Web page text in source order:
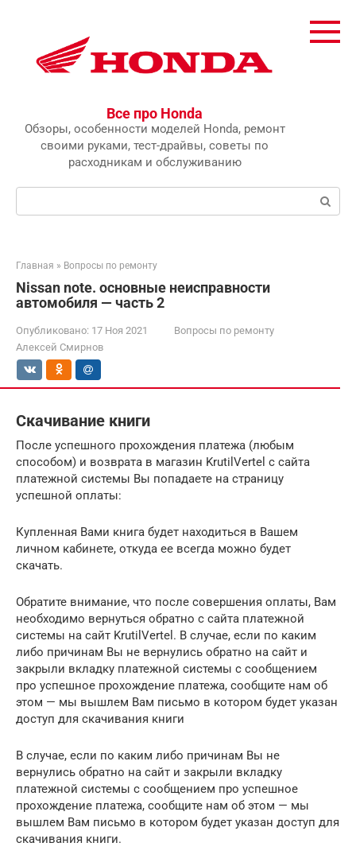
Все про Honda
Обзоры, особенности моделей Honda, ремонт
своими руками, тест-драйвы, советы по
расходникам и обслуживанию
Главная » Вопросы по ремонту
Nissan note. основные неисправности
автомобиля — часть 2
Опубликовано: 17 Ноя 2021
Вопросы по ремонту
Алексей Смирнов
Скачивание книги
После успешного прохождения платежа (любым
способом) и возврата в магазин KrutilVertel с сайта
платежной системы Вы попадаете на страницу
успешной оплаты:
Купленная Вами книга будет находиться в Вашем
личном кабинете, откуда ее всегда можно будет
скачать.
Обратите внимание, что после совершения оплаты, Вам
необходимо вернуться обратно с сайта платежной
системы на сайт KrutilVertel. В случае, если по каким
либо причинам Вы не вернулись обратно на сайт и
закрыли вкладку платежной системы с сообщением
про успешное прохождение платежа, сообщите нам об
этом — мы вышлем Вам письмо в котором будет указан
доступ для скачивания книги
В случае, если по каким либо причинам Вы не
вернулись обратно на сайт и закрыли вкладку
платежной системы с сообщением про успешное
прохождение платежа, сообщите нам об этом — мы
вышлем Вам письмо в котором будет указан доступ для
скачивания книги.